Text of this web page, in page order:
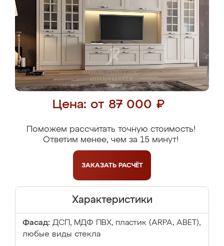
Цена: от 87 000 ₽
Поможем рассчитать точную стоимость!
Ответим менее, чем за 15 минут!
ЗАКАЗАТЬ РАСЧЁТ
Характеристики
Фасад: ДСП, МДФ ПВХ, пластик (ARPA, ABET),
любые виды стекла